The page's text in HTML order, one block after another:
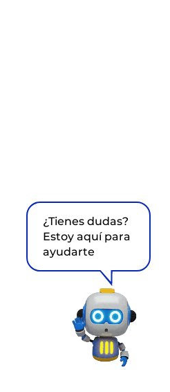
¿Tienes dudas?
Estoy aquí para
ayudarte